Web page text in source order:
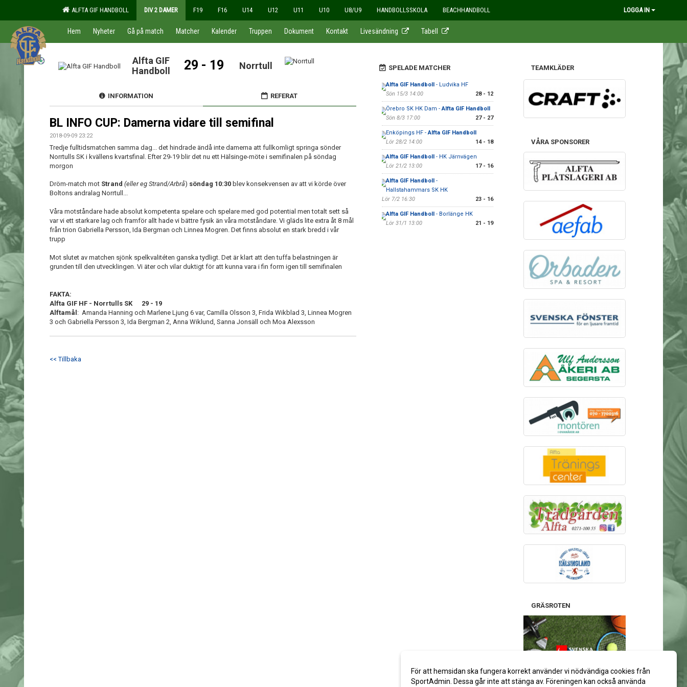
ALFTA GIF HANDBOLL DIV 2 DAMER F19 F16 U14 U12 U11 U10 U8/U9 HANDBOLLSSKOLA BEACHHANDBOLL LOGGA IN
Hem Nyheter Gå på match Matcher Kalender Truppen Dokument Kontakt Livesändning Tabell
Alfta GIF
Handboll
29 - 19 Norrtull
INFORMATION REFERAT
BL INFO CUP: Damerna vidare till semifinal
2018-09-09 23:22
Tredje fulltidsmatchen samma dag... det hindrade ändå inte damerna att fullkomligt springa sönder
Norrtulls SK i kvällens kvartsfinal. Efter 29-19 blir det nu ett Hälsinge-möte i semifinalen på söndag
morgon
Dröm-match mot Strand (eller eg Strand/Arbrå) söndag 10:30 blev konsekvensen av att vi körde över
Boltons andralag Norrtull...
Våra motståndare hade absolut kompetenta spelare och spelare med god potential men totalt sett så
var vi ett starkare lag och framför allt hade vi bättre fysik än våra motståndare. Vi gläds lite extra åt 8 mål
från trion Gabriella Persson, Ida Bergman och Linnea Mogren. Det finns absolut en stark bredd i vår
trupp
Mot slutet av matchen sjönk spelkvalitéten ganska tydligt. Det är klart att den tuffa belastningen är
grunden till den utvecklingen. Vi äter och vilar duktigt för att kunna vara i fin form igen till semifinalen
FAKTA:
Alfta GIF HF - Norrtulls SK 29 - 19
Alftamål : Amanda Hanning och Marlene Ljung 6 var, Camilla Olsson 3, Frida Wikblad 3, Linnea Mogren
3 och Gabriella Persson 3, Ida Bergman 2, Anna Wiklund, Sanna Jonsäll och Moa Alexsson
<< Tillbaka
SPELADE MATCHER
Alfta GIF Handboll- Ludvika HF
Sön 15/3 14:00
28 - 12
Örebro SK HK Dam -Alfta GIF Handboll
Sön 8/3 17:00
27 - 27
Enköpings HF -Alfta GIF Handboll
Lör 28/2 14:00
14 - 18
Alfta GIF Handboll- HK Järnvägen
Lör 21/2 13:00
17 - 16
Alfta GIF Handboll-
Hallstahammars SK HK
Lör 7/2 16:30
23 - 16
Alfta GIF Handboll- Borlänge HK
Lör 31/1 13:00
21 - 19
TEAMKLÄDER
VÅRA SPONSORER
GRÄSROTEN
Stötta gärna Alfta GIF Handboll
via ditt spelkort på Svenska Spel:
För att hemsidan ska fungera korrekt använder vi nödvändiga cookies från
SportAdmin. Dessa går inte att stänga av. Föreningen kan också använda